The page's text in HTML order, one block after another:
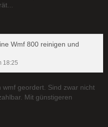
Wmf 800 reinigen und
18:25
geordert. Sind zwar nicht
Mit günstigeren